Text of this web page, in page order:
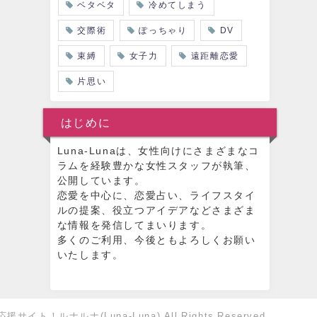
ベタベタ 冷めてしまう
交際術 ぽっちゃり DV
束縛 女子力 遠距離恋愛
片思い
はじめに
Luna-Lunaは、女性向けにさまざまなコ
ラムを経験豊かな女性スタッフが執筆、
公開しています。
恋愛を中心に、恋愛占い、ライフスタイ
ルの提案、役立つアイデアなどさまざま
な情報を発信してまいります。
多くのご利用、今後ともよろしくお願い
いたします。